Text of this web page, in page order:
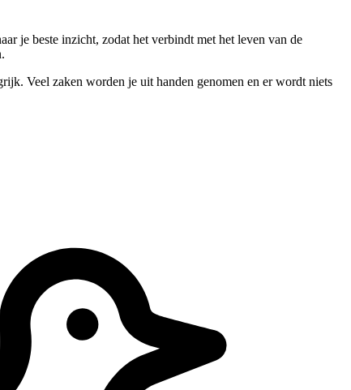
je beste inzicht, zodat het verbindt met het leven van de
Veel zaken worden je uit handen genomen en er wordt niets